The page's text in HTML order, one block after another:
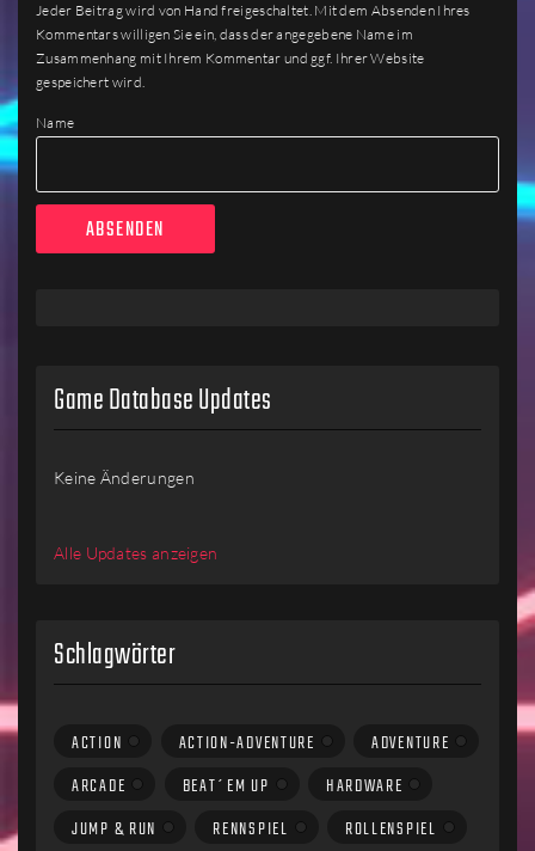
Jeder Beitrag wird von Hand freigeschaltet. Mit dem Absenden Ihres
Kommentars willigen Sie ein, dass der angegebene Name im
Zusammenhang mit Ihrem Kommentar und ggf. Ihrer Website
gespeichert wird.
Name
Game Database Updates
Keine Änderungen
Alle Updates anzeigen
Schlagwörter
ACTION ACTION-ADVENTURE
ADVENTURE
ARCADE
BEAT´EM UP
HARDWARE
JUMP & RUN
RENNSPIEL
ROLLENSPIEL